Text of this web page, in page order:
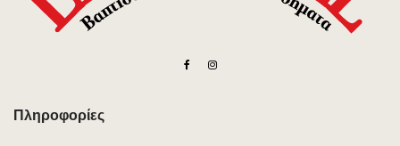
Πληροφορίες